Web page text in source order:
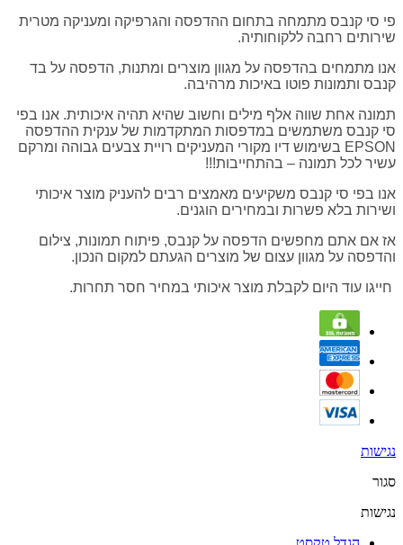
פי סי קנבס מתמחה בתחום ההדפסה והגרפיקה ומעניקה מטרית
שירותים רחבה ללקוחותיה.
אנו מתמחים בהדפסה על מגוון מוצרים ומתנות, הדפסה על בד
קנבס ותמונות פוטו באיכות מרהיבה.
תמונה אחת שווה אלף מילים וחשוב שהיא תהיה איכותית. אנו בפי
סי קנבס משתמשים במדפסות המתקדמות של ענקית ההדפסה
EPSON בשימוש דיו מקורי המעניקים רויית צבעים גבוהה ומרקם
עשיר לכל תמונה – בהתחייבות!!!
אנו בפי סי קנבס משקיעים מאמצים רבים להעניק מוצר איכותי
ושירות בלא פשרות ובמחירים הוגנים.
אז אם אתם מחפשים הדפסה על קנבס, פיתוח תמונות, צילום
והדפסה על מגוון עצום של מוצרים הגעתם למקום הנכון.
חייגו עוד היום לקבלת מוצר איכותי במחיר חסר תחרות.
נגישות
סגור
נגישות